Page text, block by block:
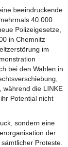
beeindruckende
40.000
Polizeigesetze,
in Chemnitz
im
bei den Wahlen in
während die LINKE
Potential nicht
sondern eine
der
Proteste.